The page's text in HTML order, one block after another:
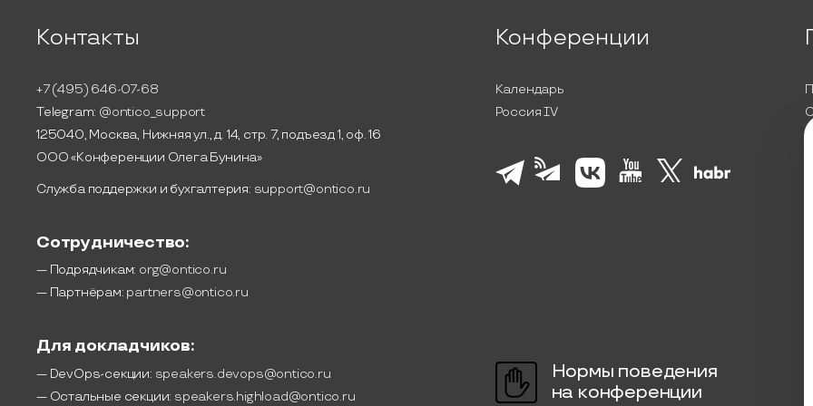
Контакты
+7 (495) 646-07-68
Telegram: @ontico_support
125040, Москва, Нижняя ул., д. 14, стр. 7, подъезд 1, оф. 16
ООО «Конференции Олега Бунина»
Служба поддержки и бухгалтерия: support@ontico.ru
Сотрудничество:
— Подрядчикам: org@ontico.ru
— Партнёрам: partners@ontico.ru
Для докладчиков:
— DevOps-секции: speakers.devops@ontico.ru
— Остальные секции: speakers.highload@ontico.ru
Конференции
Календарь
Россия IV
Нормы поведения
на конференции